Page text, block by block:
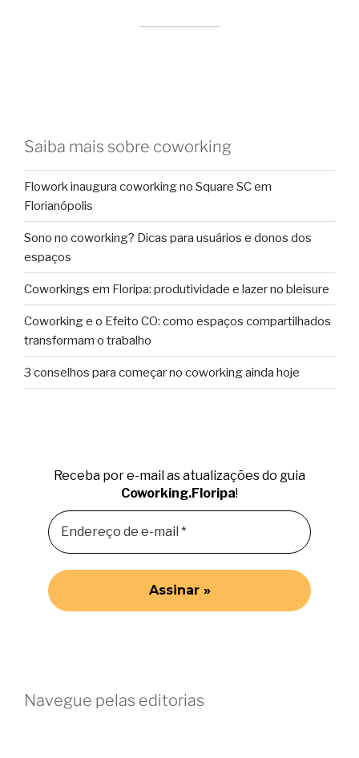
Saiba mais sobre coworking
Flowork inaugura coworking no Square SC em
Florianópolis
Sono no coworking? Dicas para usuários e donos dos
espaços
Coworkings em Floripa: produtividade e lazer no bleisure
Coworking e o Efeito CO: como espaços compartilhados
transformam o trabalho
3 conselhos para começar no coworking ainda hoje
Receba por e-mail as atualizações do guia
Coworking.Floripa!
Navegue pelas editorias